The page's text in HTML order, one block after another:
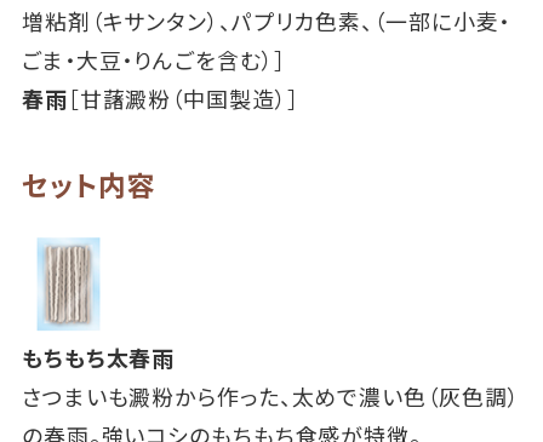
増粘剤（キサンタン）、パプリカ色素、（一部に小麦・
ごま・大豆・りんごを含む）］
春雨［甘藷澱粉（中国製造）］
セット内容
もちもち太春雨
さつまいも澱粉から作った、太めで濃い色（灰色調）
の春雨。強いコシのもちもち食感が特徴。